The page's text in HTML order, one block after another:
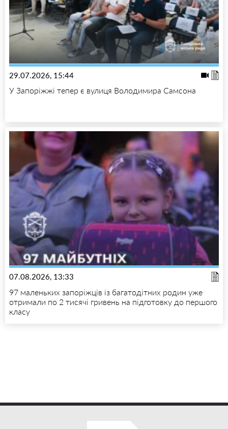
29.07.2026, 15:44
У Запоріжжі тепер є вулиця Володимира Самсона
07.08.2026, 13:33
97 маленьких запоріжців із багатодітних родин уже
отримали по 2 тисячі гривень на підготовку до першого
класу